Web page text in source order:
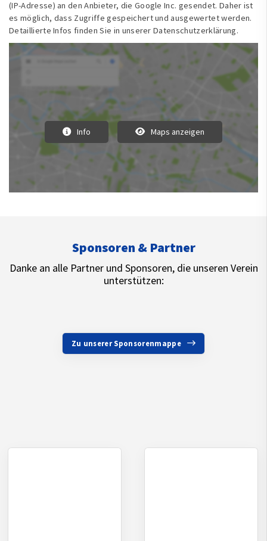
(IP-Adresse) an den Anbieter, die Google Inc. gesendet. Daher ist
es möglich, dass Zugriffe gespeichert und ausgewertet werden.
Detaillierte Infos finden Sie in unserer Datenschutzerklärung.
Info Maps anzeigen
Sponsoren & Partner
Danke an alle Partner und Sponsoren, die unseren Verein
unterstützen:
Zu unserer Sponsorenmappe